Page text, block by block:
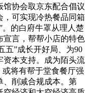
协会取京东配合倡议
，可实现冷热餐品同箱
。的白府牛罩从理人楚
宣言，帮帮小店的特色
五”成长开好局、为90
资本支持。成为陌头流
将有帮于堂食餐厅强
、削减合规成本。第